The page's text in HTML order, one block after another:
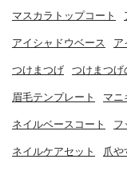
マスカラトップコート
アイシャドウベース ア
つけまつげ つけまつげ
眉毛テンプレート マニ
ネイルベースコート フ
ネイルケアセット 爪や